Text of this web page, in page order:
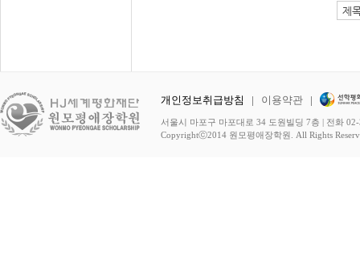
개인정보취급방침 | 이용약관 |
서울시 마포구 마포대로 34 도원빌딩 7층 | 전화
Copyrightⓒ2014 원모평애장학원. All Rights